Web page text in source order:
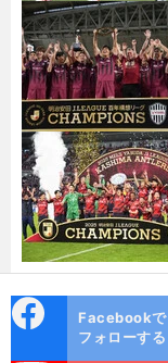
ok
Facebookで
フォローする